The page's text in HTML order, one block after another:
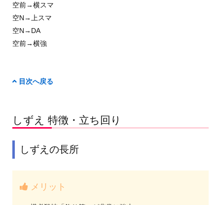
空前→横スマ
空N→上スマ
空N→DA
空前→横強
目次へ戻る
しずえ 特徴・立ち回り
しずえの長所
メリット